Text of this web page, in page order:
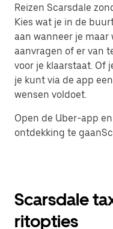
Reizen Scarsdale
Kies wat je in de
aan wanneer je
aanvragen of er van
voor je klaarstaat. Of
je kunt via de app
wensen voldoet.
Open de Uber-app
ontdekking te
Scarsdale
ritopties